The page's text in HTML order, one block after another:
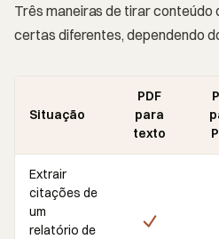
Três maneiras de tirar conteúdo
certas diferentes, dependendo
Situação
PDF
para
texto
Extrair
citações de
um
relatório de